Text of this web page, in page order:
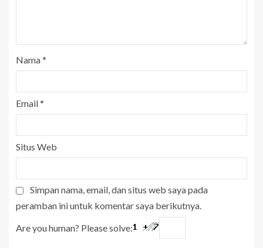
Nama*
Email*
Situs Web
Simpan nama, email, dan situs web saya pada
peramban ini untuk komentar saya berikutnya.
Are you human? Please solve: